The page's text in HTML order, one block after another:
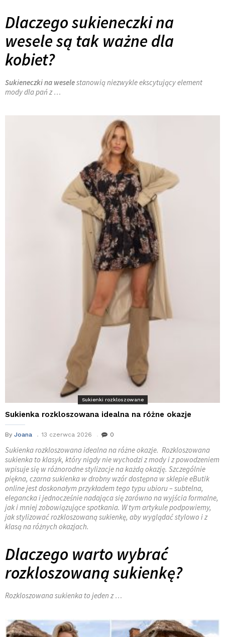
Dlaczego sukieneczki na
wesele są tak ważne dla
kobiet?
Sukieneczki na weselestanowią niezwykle ekscytujący element
mody dla pań z …
Sukienki rozkloszowane
Sukienka rozkloszowana idealna na różne okazje
By Joana 13 czerwca 2026 0
Sukienka rozkloszowana idealna na różne okazje. Rozkloszowana
sukienka to klasyk, który nigdy nie wychodzi z mody i z powodzeniem
wpisuje się w różnorodne stylizacje na każdą okazję. Szczególnie
piękna, czarna sukienka w drobny wzór dostępna w sklepie eButik
online jest doskonałym przykładem tego typu ubioru – subtelna,
elegancka i jednocześnie nadająca się zarówno na wyjścia formalne,
jak i mniej zobowiązujące spotkania. W tym artykule podpowiemy,
jak stylizować rozkloszowaną sukienkę, aby wyglądać stylowo i z
klasą na różnych okazjach.
Dlaczego warto wybrać
rozkloszowaną sukienkę?
Rozkloszowana sukienka to jeden z …